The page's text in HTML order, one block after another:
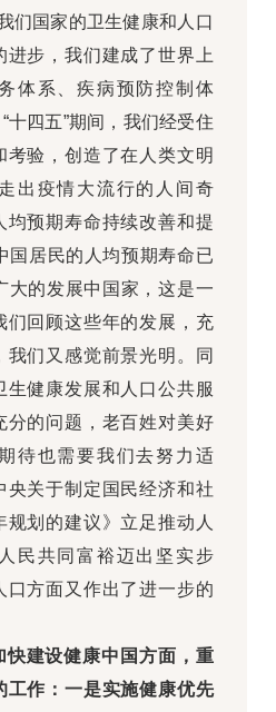
们国家的卫生健康和人口
进步，我们建成了世界上
体系、疾病预防控制体
十四五”期间，我们经受住
考验，创造了在人类文明
出疫情大流行的人间奇
均预期寿命持续改善和提
国居民的人均预期寿命已
大的发展中国家，这是一
们回顾这些年的发展，充
们又感觉前景光明。同
生健康发展和人口公共服
分的问题，老百姓对美好
待也需要我们去努力适
央关于制定国民经济和社
划的建议》立足推动人
民共同富裕迈出坚实步
口方面又作出了进一步的
快建设健康中国方面，重
工作：一是实施健康优先